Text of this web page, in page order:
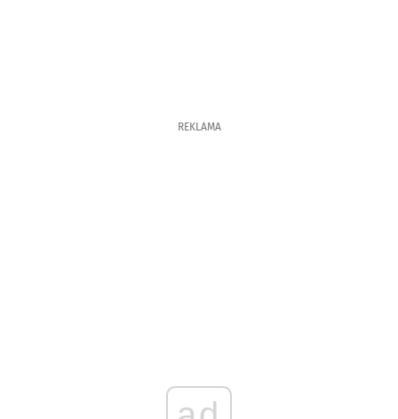
REKLAMA